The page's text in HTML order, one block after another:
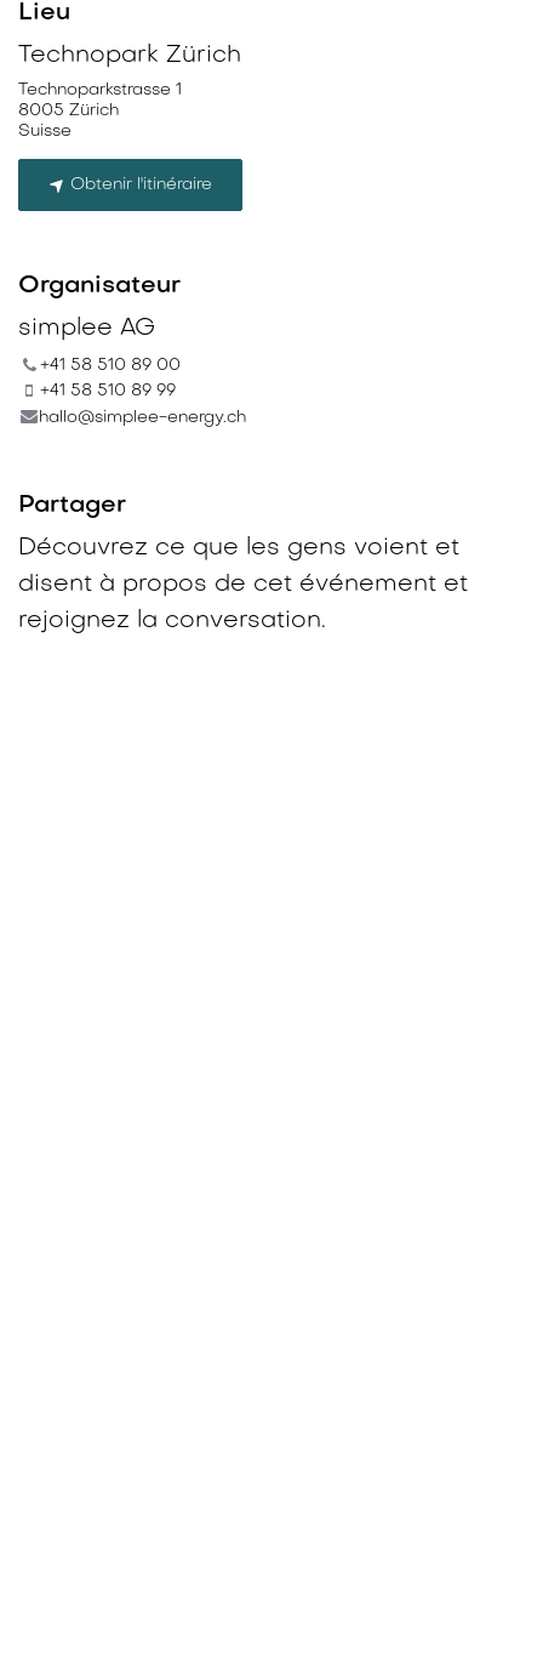
Lieu
Technopark Zürich
Technoparkstrasse 1
8005 Zürich
Suisse
Obtenir l'itinéraire
Organisateur
simplee AG
+41 58 510 89 00
+41 58 510 89 99
hallo@simplee-energy.ch
Partager
Découvrez ce que les gens voient et
disent à propos de cet événement et
rejoignez la conversation.